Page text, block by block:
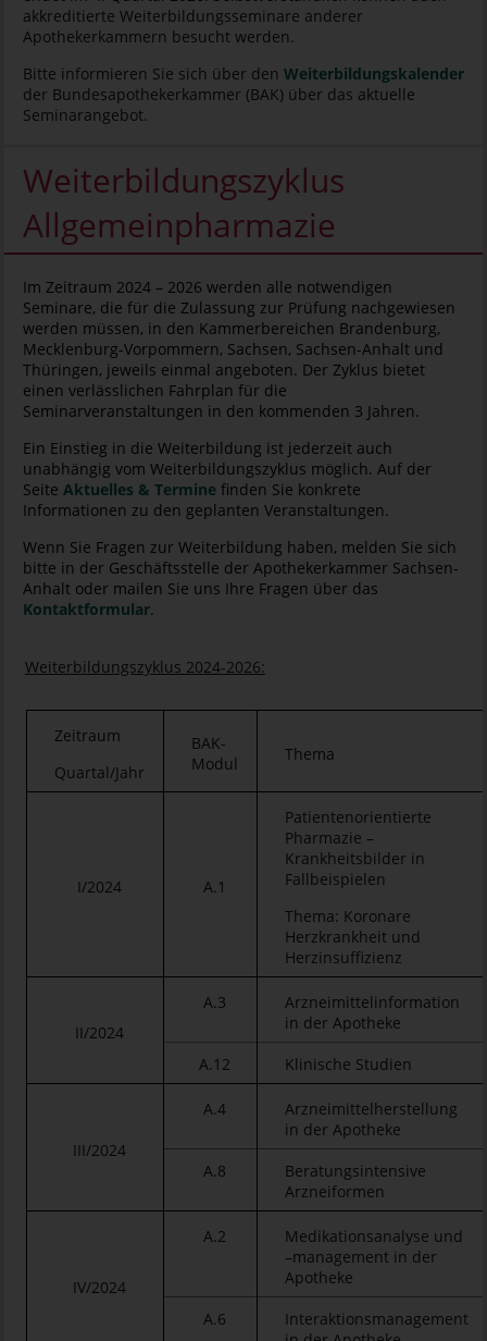
akkreditierte Weiterbildungsseminare anderer
Apothekerkammern besucht werden.
Bitte informieren Sie sich über den Weiterbildungskalender
der Bundesapothekerkammer (BAK) über das aktuelle
Seminarangebot.
Weiterbildungszyklus
Allgemeinpharmazie
Im Zeitraum 2024 – 2026 werden alle notwendigen
Seminare, die für die Zulassung zur Prüfung nachgewiesen
werden müssen, in den Kammerbereichen Brandenburg,
Mecklenburg-Vorpommern, Sachsen, Sachsen-Anhalt und
Thüringen, jeweils einmal angeboten. Der Zyklus bietet
einen verlässlichen Fahrplan für die
Seminarveranstaltungen in den kommenden 3 Jahren.
Ein Einstieg in die Weiterbildung ist jederzeit auch
unabhängig vom Weiterbildungszyklus möglich. Auf der
Seite Aktuelles & Termine finden Sie konkrete
Informationen zu den geplanten Veranstaltungen.
Wenn Sie Fragen zur Weiterbildung haben, melden Sie sich
bitte in der Geschäftsstelle der Apothekerkammer Sachsen-
Anhalt oder mailen Sie uns Ihre Fragen über das
Kontaktformular.
Weiterbildungszyklus 2024-2026:
Zeitraum
Quartal/Jahr
BAK-
Modul
Thema
I/2024 A.1
Patientenorientierte
Pharmazie –
Krankheitsbilder in
Fallbeispielen
Thema: Koronare
Herzkrankheit und
Herzinsuffizienz
II/2024
A.3
Arzneimittelinformation
in der Apotheke
A.12
Klinische Studien
III/2024
A.4
Arzneimittelherstellung
in der Apotheke
A.8
Beratungsintensive
Arzneiformen
IV/2024
A.2
Medikationsanalyse und
–management in der
Apotheke
A.6
Interaktionsmanagement